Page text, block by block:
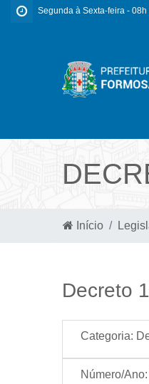
Segunda à Sexta-feira -
Início
Decreto
Categoria:
Número/Ano: